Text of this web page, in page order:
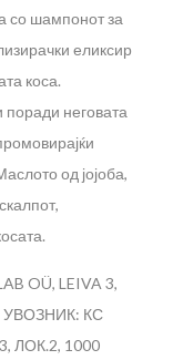
со шампонот за
еликсир
коса.
неговата
од јојоба,
OÜ, LEIVA 3,
КС
ЛОК.2, 1000